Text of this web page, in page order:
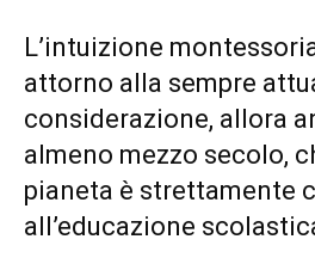
L’intuizione
attorno alla sempre
considerazione, allora
almeno mezzo secolo,
pianeta è strettamente
all’educazione